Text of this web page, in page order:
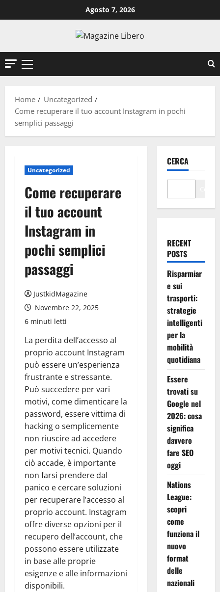
al
Agosto 7, 2026
Menu
Home
Uncategorized
Come recuperare il tuo account Instagram in pochi
semplici passaggi
Uncategorized
Come recuperare
il tuo account
Instagram in
pochi semplici
passaggi
JustkidMagazine
Novembre 22, 2025
6 minuti letti
La perdita dell’accesso al
proprio account Instagram
può essere un’esperienza
frustrante e stressante.
Può succedere per vari
motivi, come dimenticare la
password, essere vittima di
hacking o semplicemente
non riuscire ad accedere
per motivi tecnici. Quando
ciò accade, è importante
non farsi prendere dal
panico e cercare soluzioni
per recuperare l’accesso al
proprio account. Instagram
offre diverse opzioni per il
recupero dell’account, che
possono essere utilizzate
in base alle proprie
esigenze e alle informazioni
disponibili.
CERCA
RECENT
POSTS
Risparmiar
e sui
trasporti:
strategie
intelligenti
per la
mobilità
quotidiana
Essere
trovati su
Google nel
2026: cosa
significa
davvero
fare SEO
oggi
Nations
League:
scopri
come
funziona il
nuovo
format
delle
nazionali